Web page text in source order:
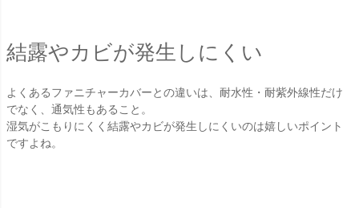
結露やカビが発生しにくい
よくあるファニチャーカバーとの違いは、耐水性・耐紫外線性だけ
でなく、通気性もあること。
湿気がこもりにくく結露やカビが発生しにくいのは嬉しいポイント
ですよね。